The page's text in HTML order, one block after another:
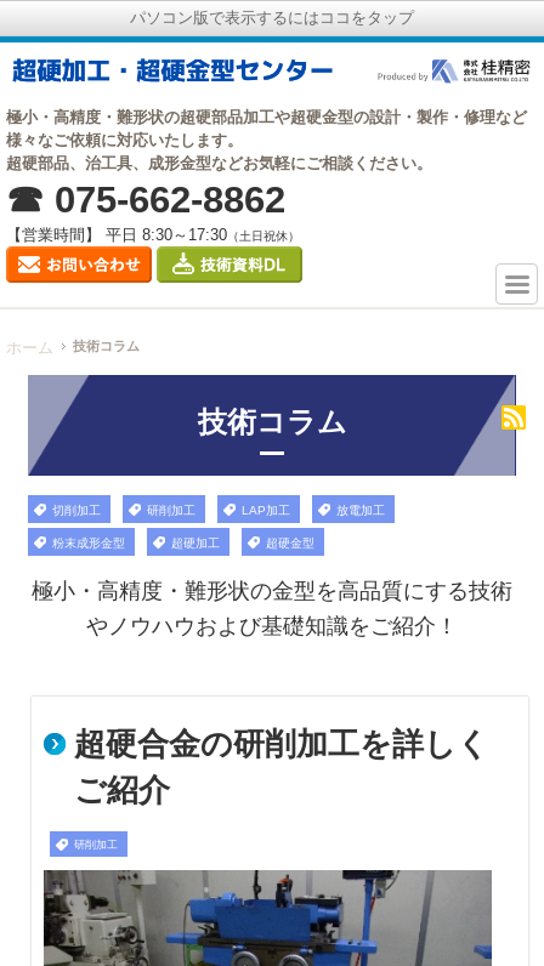
パソコン版で表示するにはココをタップ
極小・高精度・難形状の超硬部品加工や超硬金型の設計・製作・修理など
様々なご依頼に対応いたします。
超硬部品、治工具、成形金型などお気軽にご相談ください。
☎ 075-662-8862
【営業時間】 平日 8:30～17:30 （土日祝休）
ホーム 技術コラム
技術コラム
切削加工 研削加工 LAP加工 放電加工
粉末成形金型 超硬加工 超硬金型
極小・高精度・難形状の金型を高品質にする技術
やノウハウおよび基礎知識をご紹介！
超硬合金の研削加工を詳しく
ご紹介
研削加工